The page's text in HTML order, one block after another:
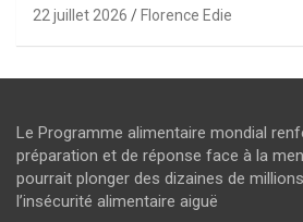
22 juillet 2026 Florence Edie
Le Programme alimentaire mondial
préparation et de réponse face à la
pourrait plonger des dizaines de
l’insécurité alimentaire aiguë